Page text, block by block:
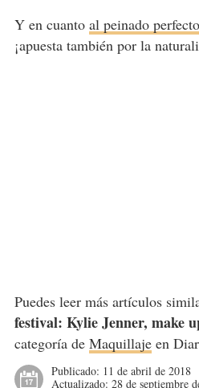
Y en cuanto al peinado perfecto
¡apuesta también por la
Puedes leer más artículos
festival: Kylie Jenner, make
categoría de Maquillajeen
Publicado: 11 de abril de 2018
Actualizado: 28 de septiembre